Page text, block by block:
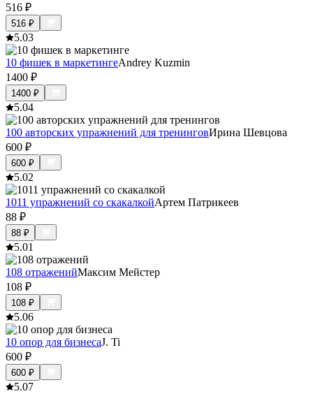
516 ₽
516 ₽
5.03
10 фишек в маркетингеAndrey Kuzmin
1400 ₽
1400 ₽
5.04
100 авторских упражнений для тренинговИрина Шевцова
600 ₽
600 ₽
5.02
1011 упражнений со скакалкойАртем Патрикеев
88 ₽
88 ₽
5.01
108 отраженийМаксим Мейстер
108 ₽
108 ₽
5.06
10 опор для бизнесаJ. Ti
600 ₽
600 ₽
5.07